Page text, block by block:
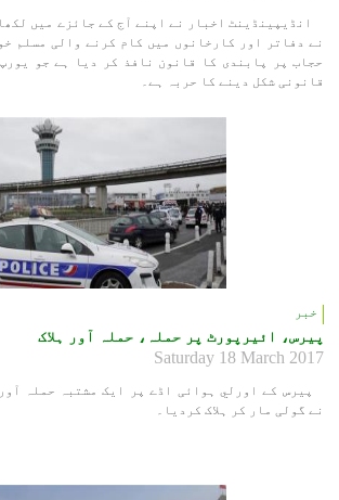
انڈیپینڈینٹ اخبار نے اپنے آج کے جائزے میں
نے دفاتر اور کارخانوں میں کام کرنے والی مسلم
حجاب پر پابندی کا قانون نافذ کر دیا ہے جو یورپ
قانونی شکل دینے کا حربہ ہے۔
خبر
پیرس، ائیرپورٹ پر حملہ، حملہ آور ہلاک
Saturday 18 March 2017
پیرس کے اورلي ہوائی اڈے پر ایک مشتبہ حملہ
نے گولی مار کر ہلاک کردیا۔